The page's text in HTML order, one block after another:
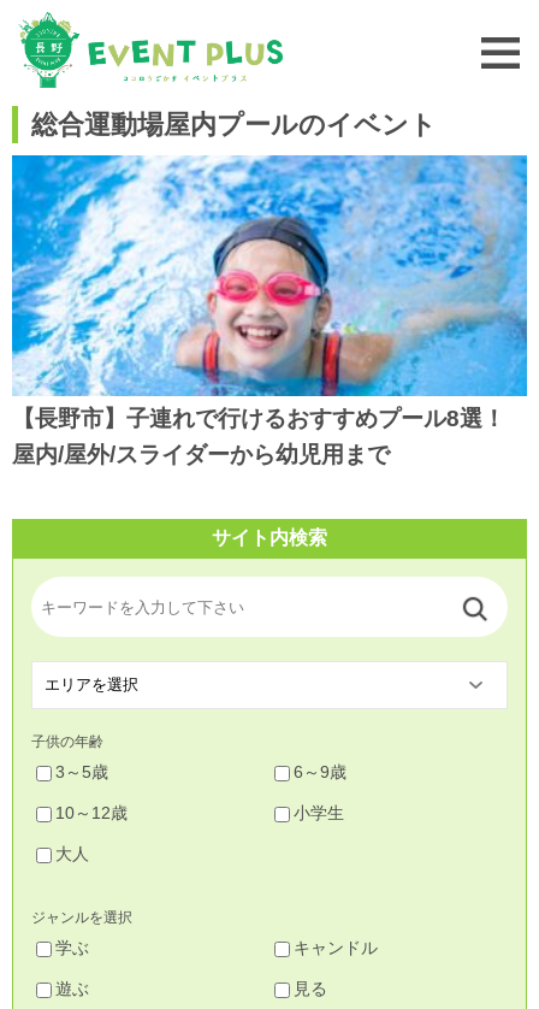
総合運動場屋内プールのイベント
【長野市】子連れで行けるおすすめプール8選！
屋内/屋外/スライダーから幼児用まで
サイト内検索
子供の年齢
3～5歳 6～9歳
10～12歳 小学生
大人
ジャンルを選択
学ぶ キャンドル
遊ぶ 見る